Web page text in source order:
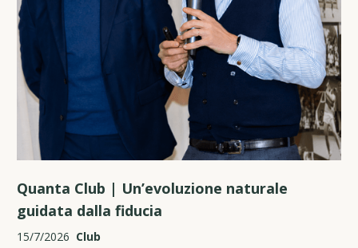
Quanta Club | Un’evoluzione naturale
guidata dalla fiducia
15/7/2026 Club